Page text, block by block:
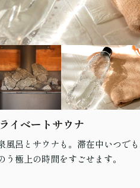
イベートサウナ
風呂とサウナも。滞在中いつで
う極上の時間をすごせます。